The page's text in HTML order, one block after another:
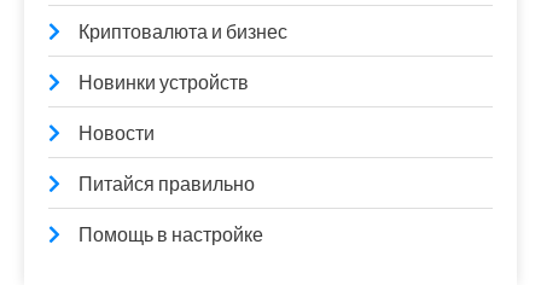
Криптовалюта и бизнес
Новинки устройств
Новости
Питайся правильно
Помощь в настройке